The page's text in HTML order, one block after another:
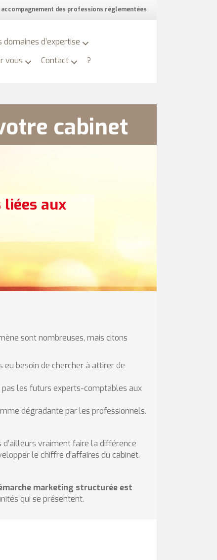
des professions réglementées
domaines d’expertise
vous Contact ?
cabinet
aux
sont nombreuses, mais citons
eu besoin de chercher à attirer de
pas les futurs experts-comptables aux
dégradante par les professionnels.
d’ailleurs vraiment faire la différence
le chiffre d’affaires du cabinet.
marketing structurée est
qui se présentent.